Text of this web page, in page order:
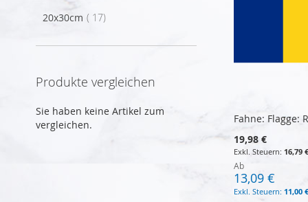
Fahne: Flagge:
19,98 €
16,79 €
Ab
13,09 €
11,00 €
20x30cm 17Artikel
Produkte vergleichen
Sie haben keine Artikel zum
vergleichen.